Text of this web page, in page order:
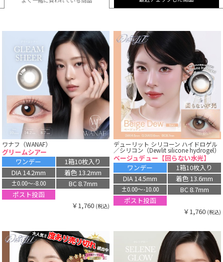
ワナフ（WANAF）
グリームシアー
ワンデー
1箱10枚入り
DIA 14.2mm
着色 13.2mm
±0.00〜-8.00
BC 8.7mm
ポスト投函
￥1,760 (税込)
デューリット シリコーン ハイドロゲル
／シリコン（Dewlit silicone hydrogel）
ベージュデュー【回らない水光】
ワンデー
1箱10枚入り
DIA 14.5mm
着色 13.6mm
±0.00〜-10.00
BC 8.7mm
ポスト投函
￥1,760 (税込)